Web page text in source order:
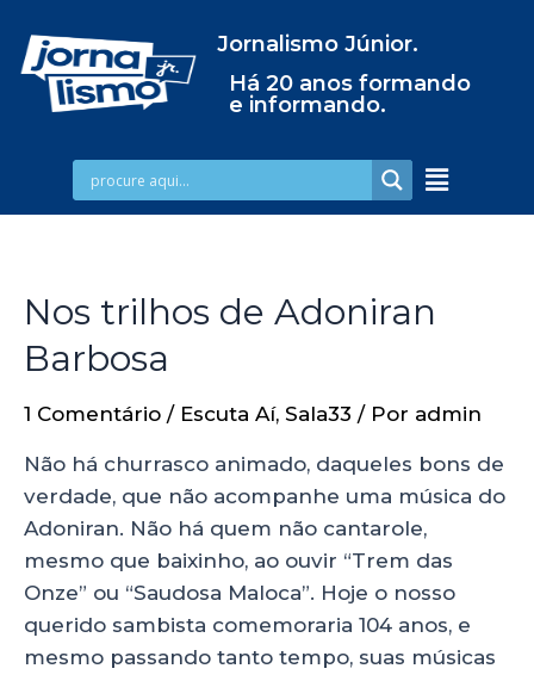
Jornalismo Júnior.
Há 20 anos formando
e informando.
Nos trilhos de Adoniran
Barbosa
1 Comentário / Escuta Aí, Sala33 / Por admin
Não há churrasco animado, daqueles bons de
verdade, que não acompanhe uma música do
Adoniran. Não há quem não cantarole,
mesmo que baixinho, ao ouvir “Trem das
Onze” ou “Saudosa Maloca”. Hoje o nosso
querido sambista comemoraria 104 anos, e
mesmo passando tanto tempo, suas músicas